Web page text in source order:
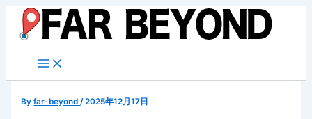
キ
Byfar-beyond/2025年12月17日